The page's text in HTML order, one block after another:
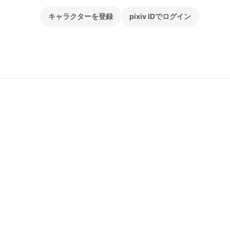
キャラクターを登録 pixiv IDでログイン